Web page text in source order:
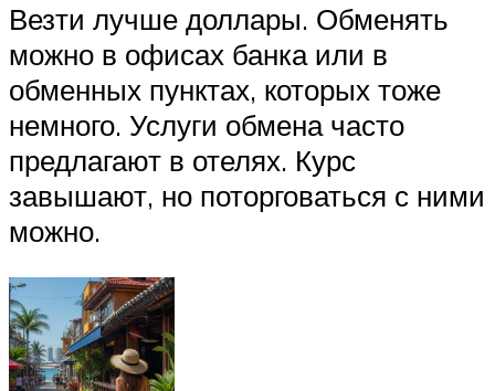
Везти лучше доллары. Обменять
можно в офисах банка или в
обменных пунктах, которых тоже
немного. Услуги обмена часто
предлагают в отелях. Курс
завышают, но поторговаться с ними
можно.